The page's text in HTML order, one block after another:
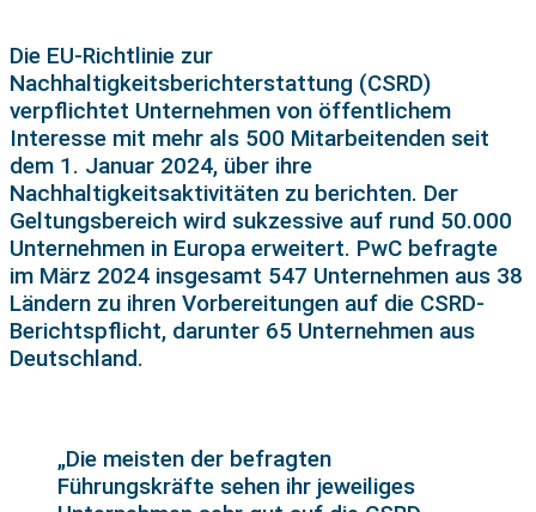
Die EU-Richtlinie zur
Nachhaltigkeitsberichterstattung (CSRD)
verpflichtet Unternehmen von öffentlichem
Interesse mit mehr als 500 Mitarbeitenden seit
dem 1. Januar 2024, über ihre
Nachhaltigkeitsaktivitäten zu berichten. Der
Geltungsbereich wird sukzessive auf rund 50.000
Unternehmen in Europa erweitert. PwC befragte
im März 2024 insgesamt 547 Unternehmen aus 38
Ländern zu ihren Vorbereitungen auf die CSRD-
Berichtspflicht, darunter 65 Unternehmen aus
Deutschland.
„Die meisten der befragten
Führungskräfte sehen ihr jeweiliges